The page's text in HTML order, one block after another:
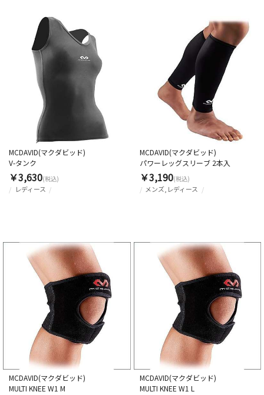
レディース
MCDAVID(マクダビッド)
V-タンク
￥3,630(税込)
メンズ,レディース
MCDAVID(マクダビッド)
パワーレッグスリーブ 2本入
￥3,190(税込)
MCDAVID(マクダビッド)
MULTI KNEE W1 M
MCDAVID(マクダビッド)
MULTI KNEE W1 L